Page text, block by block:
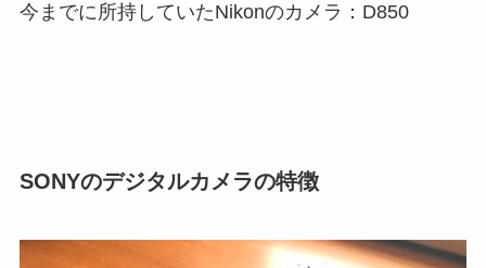
今までに所持していたNikonのカメラ：D850
SONYのデジタルカメラの特徴